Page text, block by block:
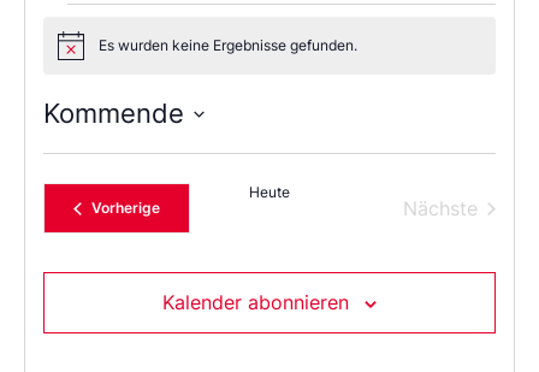
NoticeEs wurden keine Ergebnisse gefunden.
Kommende
das
DatumVorherigeVeranstaltungen
Heute
Nächste
Kalender abonnieren